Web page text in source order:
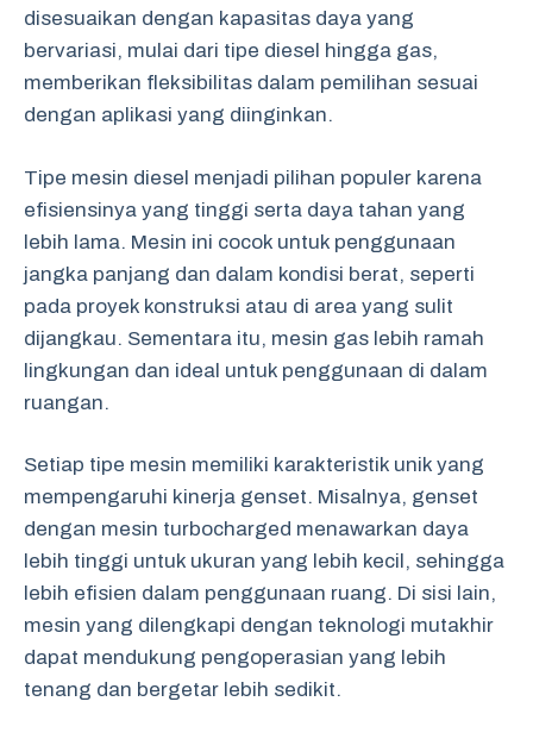
disesuaikan dengan kapasitas daya yang
bervariasi, mulai dari tipe diesel hingga gas,
memberikan fleksibilitas dalam pemilihan sesuai
dengan aplikasi yang diinginkan.
Tipe mesin diesel menjadi pilihan populer karena
efisiensinya yang tinggi serta daya tahan yang
lebih lama. Mesin ini cocok untuk penggunaan
jangka panjang dan dalam kondisi berat, seperti
pada proyek konstruksi atau di area yang sulit
dijangkau. Sementara itu, mesin gas lebih ramah
lingkungan dan ideal untuk penggunaan di dalam
ruangan.
Setiap tipe mesin memiliki karakteristik unik yang
mempengaruhi kinerja genset. Misalnya, genset
dengan mesin turbocharged menawarkan daya
lebih tinggi untuk ukuran yang lebih kecil, sehingga
lebih efisien dalam penggunaan ruang. Di sisi lain,
mesin yang dilengkapi dengan teknologi mutakhir
dapat mendukung pengoperasian yang lebih
tenang dan bergetar lebih sedikit.